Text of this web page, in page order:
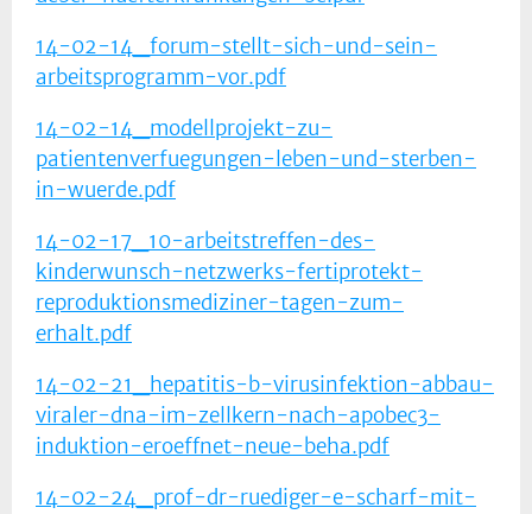
14-02-14_forum-stellt-sich-und-sein-
arbeitsprogramm-vor.pdf
14-02-14_modellprojekt-zu-
patientenverfuegungen-leben-und-sterben-
in-wuerde.pdf
14-02-17_10-arbeitstreffen-des-
kinderwunsch-netzwerks-fertiprotekt-
reproduktionsmediziner-tagen-zum-
erhalt.pdf
14-02-21_hepatitis-b-virusinfektion-abbau-
viraler-dna-im-zellkern-nach-apobec3-
induktion-eroeffnet-neue-beha.pdf
14-02-24_prof-dr-ruediger-e-scharf-mit-